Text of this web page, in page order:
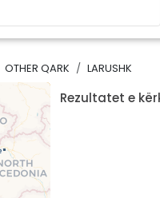
OTHER QARK LARUSHK
Rezultatet e